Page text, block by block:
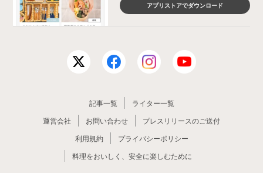
アプリストアでダウンロード
記事一覧
ライター一覧
運営会社
お問い合わせ
プレスリリースのご送付
利用規約
プライバシーポリシー
料理をおいしく、安全に楽しむために